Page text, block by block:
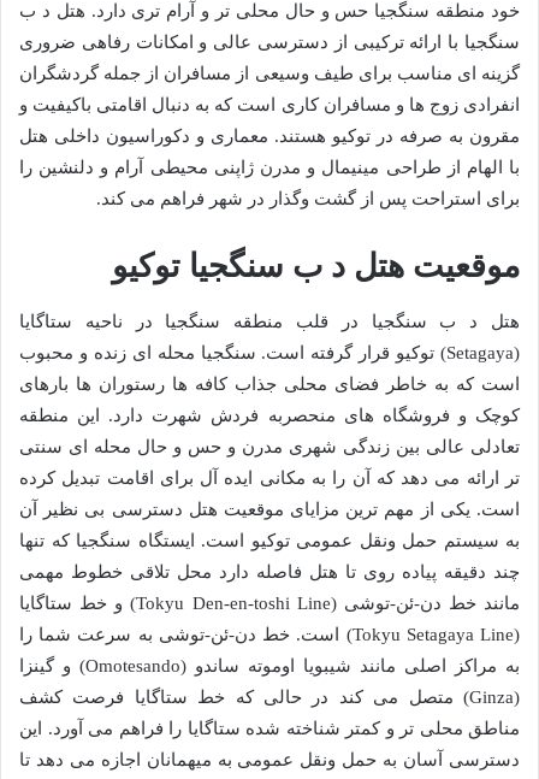
خود منطقه سنگجیا حس و حال محلی تر و آرام تری دارد. هتل د ب
سنگجیا با ارائه ترکیبی از دسترسی عالی و امکانات رفاهی ضروری
گزینه ای مناسب برای طیف وسیعی از مسافران از جمله گردشگران
انفرادی زوج ها و مسافران کاری است که به دنبال اقامتی باکیفیت و
مقرون به صرفه در توکیو هستند. معماری و دکوراسیون داخلی هتل
با الهام از طراحی مینیمال و مدرن ژاپنی محیطی آرام و دلنشین را
برای استراحت پس از گشت وگذار در شهر فراهم می کند.
موقعیت هتل د ب سنگجیا توکیو
هتل د ب سنگجیا در قلب منطقه سنگجیا در ناحیه ستاگایا
(Setagaya) توکیو قرار گرفته است. سنگجیا محله ای زنده و محبوب
است که به خاطر فضای محلی جذاب کافه ها رستوران ها بارهای
کوچک و فروشگاه های منحصربه فردش شهرت دارد. این منطقه
تعادلی عالی بین زندگی شهری مدرن و حس و حال محله ای سنتی
تر ارائه می دهد که آن را به مکانی ایده آل برای اقامت تبدیل کرده
است. یکی از مهم ترین مزایای موقعیت هتل دسترسی بی نظیر آن
به سیستم حمل ونقل عمومی توکیو است. ایستگاه سنگجیا که تنها
چند دقیقه پیاده روی تا هتل فاصله دارد محل تلاقی خطوط مهمی
مانند خط دن-ئن-توشی (Tokyu Den-en-toshi Line) و خط ستاگایا
(Tokyu Setagaya Line) است. خط دن-ئن-توشی به سرعت شما را
به مراکز اصلی مانند شیبویا اوموته ساندو (Omotesando) و گینزا
(Ginza) متصل می کند در حالی که خط ستاگایا فرصت کشف
مناطق محلی تر و کمتر شناخته شده ستاگایا را فراهم می آورد. این
دسترسی آسان به حمل ونقل عمومی به میهمانان اجازه می دهد تا